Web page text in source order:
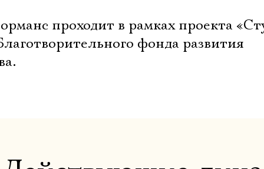
проходит в рамках проекта
фонда развития